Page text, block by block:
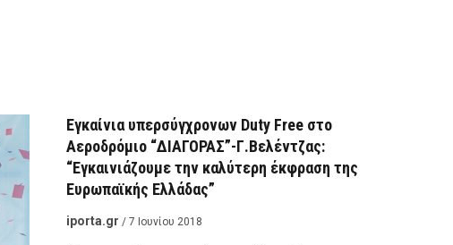
Εγκαίνια υπερσύγχρονων Duty Free στο
Αεροδρόμιο “ΔΙΑΓΟΡΑΣ”-Γ.Βελέντζας:
“Εγκαινιάζουμε την καλύτερη έκφραση της
Ευρωπαϊκής Ελλάδας”
iporta.gr / 7 Ιουνίου 2018